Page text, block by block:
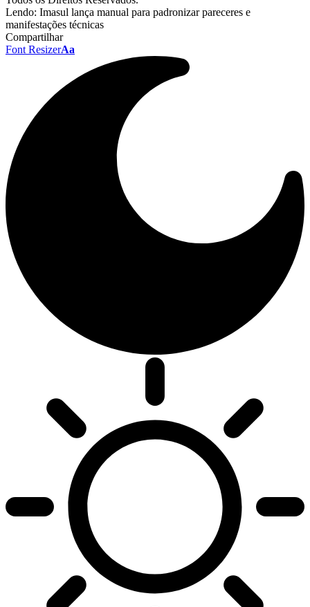
Lendo: Imasul lança manual para padronizar pareceres e
manifestações técnicas
Compartilhar
Font ResizerAa